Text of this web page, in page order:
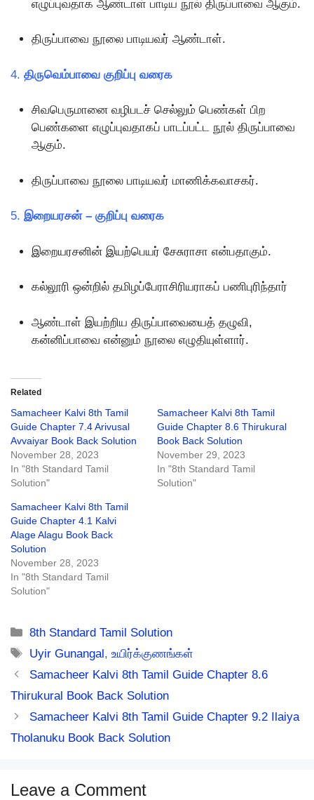
எழுப்புவதாக ஆண்டாள் பாடிய நூல் திருப்பாவை ஆகும்.
திருப்பாவை நூலை பாடியவர் ஆண்டாள்.
4. திருவெம்பாவை குறிப்பு வரைக
சிவபெருமானை வழிபடச் செல்லும் பெண்கள் பிற
பெண்களை எழுப்புவதாகப் பாடப்பட்ட நூல் திருப்பாவை
ஆகும்.
திருப்பாவை நூலை பாடியவர் மாணிக்கவாசகர்.
5. இறையரசன் – குறிப்பு வரைக
இறையரசனின் இயற்பெயர் சேசுராசா என்பதாகும்.
கல்லூரி ஒன்றில் தமிழப்பேராசிரியராகப் பணிபுரிந்தார்
ஆண்டாள் இயற்றிய திருப்பாவையைத் தழுவி,
கன்னிப்பாவை என்னும் நூலை எழுதியுள்ளார்.
Related
Samacheer Kalvi 8th Tamil
Guide Chapter 7.4 Arivusal
Avvaiyar Book Back Solution
November 28, 2023
In "8th Standard Tamil
Solution"
Samacheer Kalvi 8th Tamil
Guide Chapter 8.6 Thirukural
Book Back Solution
November 29, 2023
In "8th Standard Tamil
Solution"
Samacheer Kalvi 8th Tamil
Guide Chapter 4.1 Kalvi
Alage Alagu Book Back
Solution
November 28, 2023
In "8th Standard Tamil
Solution"
Categories
8th Standard Tamil Solution
Tags
Uyir Gunangal,உயிர்க்குணங்கள்
Samacheer Kalvi 8th Tamil Guide Chapter 8.6
Thirukural Book Back Solution
Samacheer Kalvi 8th Tamil Guide Chapter 9.2 Ilaiya
Tholanuku Book Back Solution
Leave a Comment